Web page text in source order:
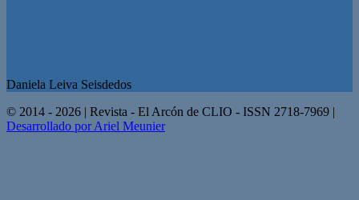
Daniela Leiva Seisdedos
© 2014 - 2026 | Revista - El Arcón de CLIO - ISSN 2718-7969 |
Desarrollado por Ariel Meunier